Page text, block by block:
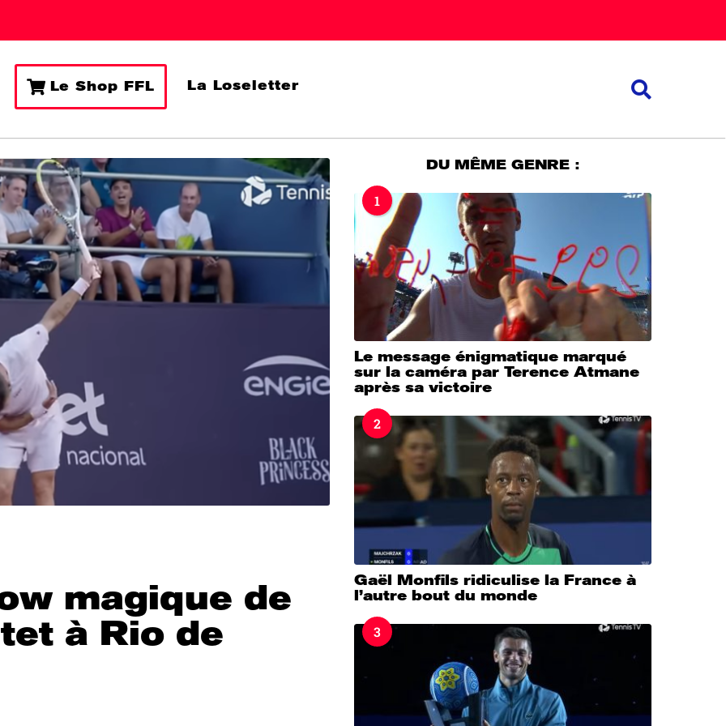
Le Shop FFL La Loseletter
magique de
à Rio de
DU MÊME GENRE :
1
Le message énigmatique marqué
sur la caméra par Terence Atmane
après sa victoire
2
Gaël Monfils ridiculise la France à
l’autre bout du monde
3